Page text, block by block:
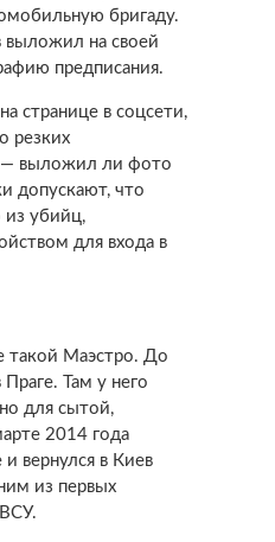
бригаду.
выложил на своей
предписания.
странице в соцсети,
резких
— выложил ли фото
допускают, что
из убийц,
для входа в
такой Маэстро. До
Там у него
для сытой,
2014 года
вернулся в Киев
из первых